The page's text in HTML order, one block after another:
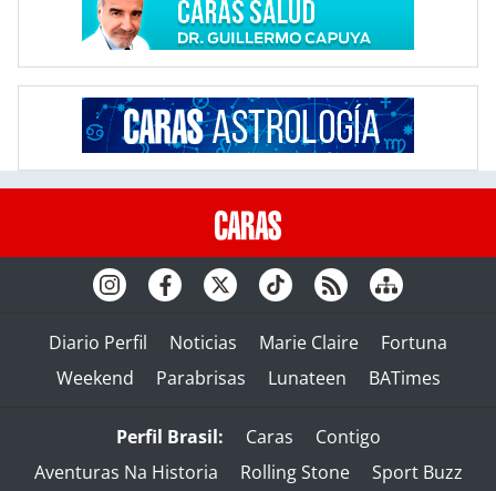
Diario Perfil Noticias Marie Claire
Fortuna
Weekend
Parabrisas Lunateen BATimes
Perfil Brasil: Caras
Contigo
Aventuras Na Historia
Rolling Stone
Sport Buzz